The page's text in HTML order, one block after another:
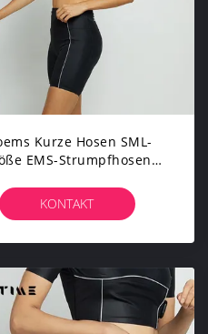
Kurze Hosen SML-
EMS-Strumpfhosen
Streifen
KONTAKT